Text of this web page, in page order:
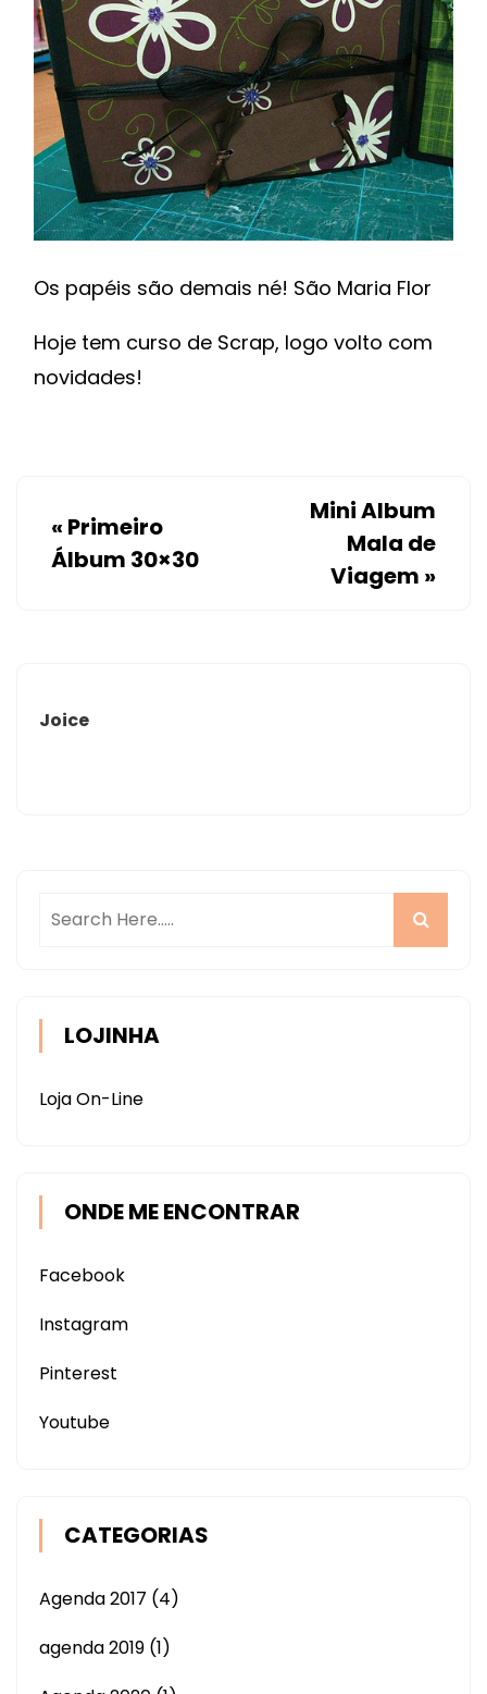
Os papéis são demais né! São Maria Flor
Hoje tem curso de Scrap, logo volto com
novidades!
« Primeiro
Álbum 30×30
Mini Album
Mala de
Viagem »
Joice
LOJINHA
Loja On-Line
ONDE ME ENCONTRAR
Facebook
Instagram
Pinterest
Youtube
CATEGORIAS
Agenda 2017 (4)
agenda 2019 (1)